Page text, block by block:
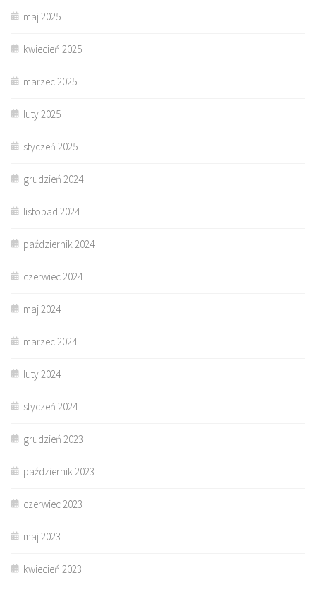
maj 2025
kwiecień 2025
marzec 2025
luty 2025
styczeń 2025
grudzień 2024
listopad 2024
październik 2024
czerwiec 2024
maj 2024
marzec 2024
luty 2024
styczeń 2024
grudzień 2023
październik 2023
czerwiec 2023
maj 2023
kwiecień 2023